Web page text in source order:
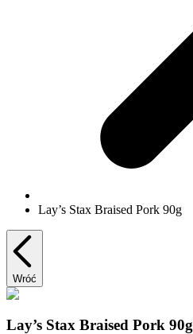
Lay’s Stax Braised Pork 90g
Wróć
Lay’s Stax Braised Pork 90g